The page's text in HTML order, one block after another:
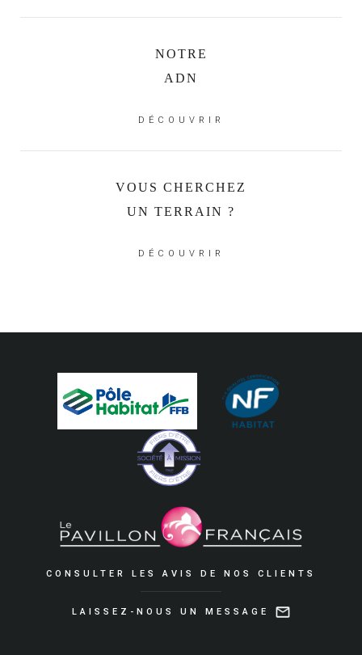
NOTRE
ADN
DÉCOUVRIR
VOUS CHERCHEZ
UN TERRAIN ?
DÉCOUVRIR
CONSULTER LES AVIS DE NOS CLIENTS
LAISSEZ-NOUS UN MESSAGE